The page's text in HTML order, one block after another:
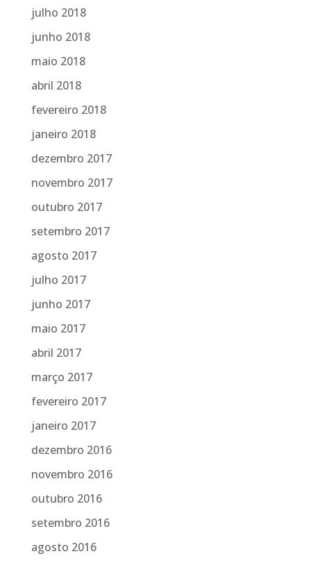
julho 2018
junho 2018
maio 2018
abril 2018
fevereiro 2018
janeiro 2018
dezembro 2017
novembro 2017
outubro 2017
setembro 2017
agosto 2017
julho 2017
junho 2017
maio 2017
abril 2017
março 2017
fevereiro 2017
janeiro 2017
dezembro 2016
novembro 2016
outubro 2016
setembro 2016
agosto 2016